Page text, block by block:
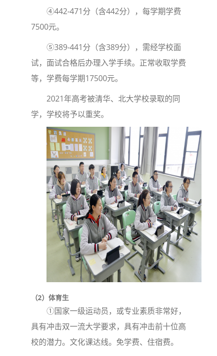
④442-471分（含442分），每学期学费
7500元。
⑤389-441分（含389分），需经学校面
试，面试合格后办理入学手续。正常收取学费
等，学费每学期17500元。
2021年高考被清华、北大学校录取的同
学，学校将予以重奖。
（2）体育生
①国家一级运动员，或专业素质非常好，
具有冲击双一流大学要求，具有冲击前十位高
校的潜力。文化课达线。免学费、住宿费。